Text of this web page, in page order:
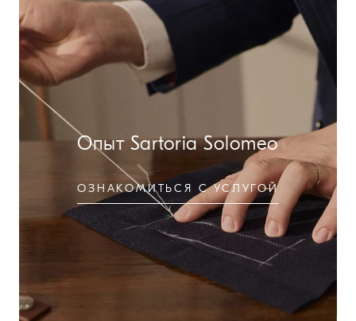
Опыт Sartoria Solomeo
ОЗНАКОМИТЬСЯ С УСЛУГОЙ